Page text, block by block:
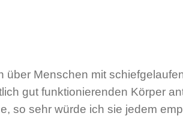
über Menschen mit
gut funktionierenden Körper
so sehr würde ich sie jedem